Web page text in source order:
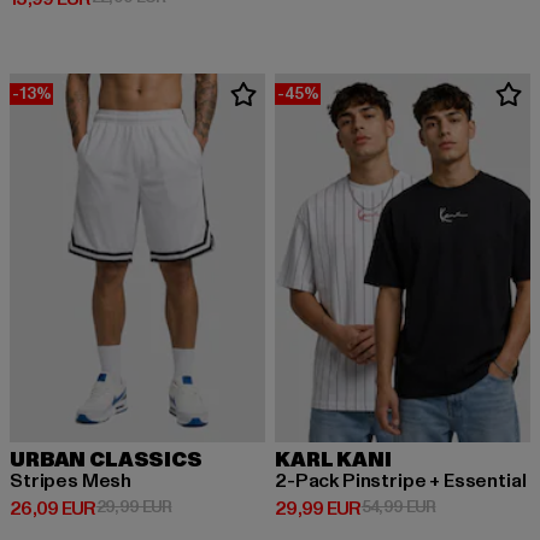
-13%
URBAN CLASSICS
Stripes Mesh
26,09 EUR
Derzeitiger Preis: 26,09 EUR
29,99 EURAktionspreis: 29,99 EUR
-45%
KARL KANI
2-Pack Pinstripe + Essential
29,99 EUR
Derzeitiger Preis: 29,99 EUR
54,99 EURAktionspreis: